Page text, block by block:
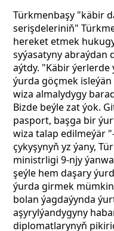
Türkmenbaşy "käbir
serişdeleriniň"
hereket etmek
syýasatyny abraýdan
aýtdy. "Käbir
ýurda göçmek
wiza almalydygy
Bizde beýle zat ýok.
pasport, başga bir
wiza talap edilmeýär
çykyşynyň yz ýany,
ministrligi 9-njy
şeýle hem daşary
ýurda girmek
bolan ýagdaýynda
aşyrylýandygyny
diplomatlarynyň